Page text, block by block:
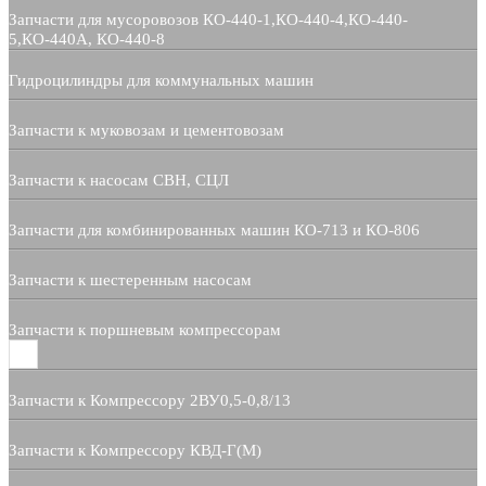
Запчасти для мусоровозов КО-440-1,КО-440-4,КО-440-
5,КО-440А, КО-440-8
Гидроцилиндры для коммунальных машин
Запчасти к муковозам и цементовозам
Запчасти к насосам СВН, СЦЛ
Запчасти для комбинированных машин КО-713 и КО-806
Запчасти к шестеренным насосам
Запчасти к поршневым компрессорам
Запчасти к Компрессору 2ВУ0,5-0,8/13
Запчасти к Компрессору КВД-Г(М)